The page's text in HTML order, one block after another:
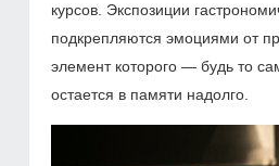
курсов. Экспозиции
подкрепляются эмоциями от
элемент которого — будь то
остается в памяти надолго.